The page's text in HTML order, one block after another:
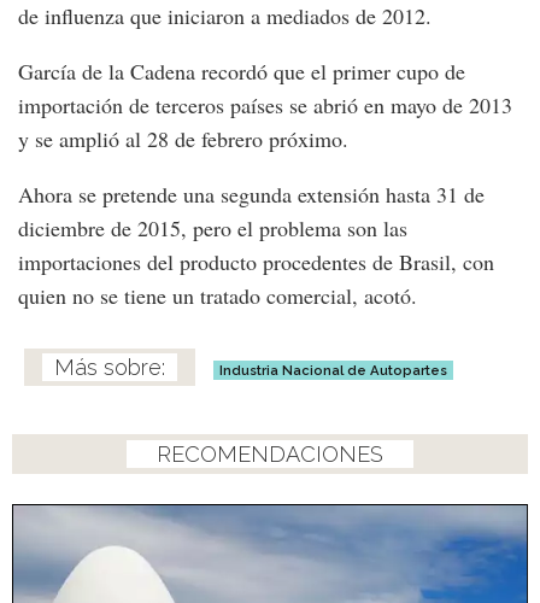
de influenza que iniciaron a mediados de 2012.
García de la Cadena recordó que el primer cupo de
importación de terceros países se abrió en mayo de 2013
y se amplió al 28 de febrero próximo.
Ahora se pretende una segunda extensión hasta 31 de
diciembre de 2015, pero el problema son las
importaciones del producto procedentes de Brasil, con
quien no se tiene un tratado comercial, acotó.
Industria Nacional de Autopartes
RECOMENDACIONES